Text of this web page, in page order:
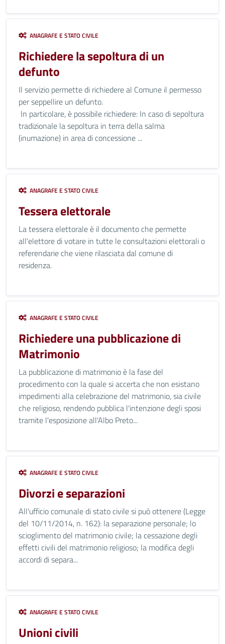
ANAGRAFE E STATO CIVILE
Richiedere la sepoltura di un
defunto
Il servizio permette di richiedere al Comune il permesso
per seppellire un defunto.
In particolare, è possibile richiedere: In caso di sepoltura
tradizionale la sepoltura in terra della salma
(inumazione) in area di concessione ...
ANAGRAFE E STATO CIVILE
Tessera elettorale
La tessera elettorale è il documento che permette
all'elettore di votare in tutte le consultazioni elettorali o
referendarie che viene rilasciata dal comune di
residenza.
ANAGRAFE E STATO CIVILE
Richiedere una pubblicazione di
Matrimonio
La pubblicazione di matrimonio è la fase del
procedimento con la quale si accerta che non esistano
impedimenti alla celebrazione del matrimonio, sia civile
che religioso, rendendo pubblica l'intenzione degli sposi
tramite l'esposizione all'Albo Preto...
ANAGRAFE E STATO CIVILE
Divorzi e separazioni
All'ufficio comunale di stato civile si può ottenere (Legge
del 10/11/2014, n. 162): la separazione personale; lo
scioglimento del matrimonio civile; la cessazione degli
effetti civili del matrimonio religioso; la modifica degli
accordi di separa...
ANAGRAFE E STATO CIVILE
Unioni civili